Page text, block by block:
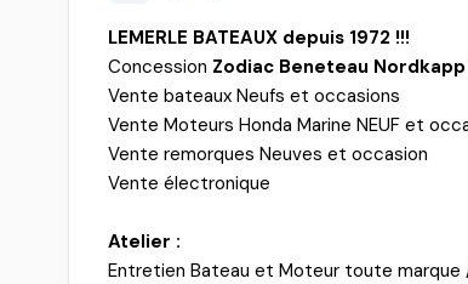
LEMERLE BATEAUX depuis 1972 !!!
Concession Zodiac Beneteau Nordkapp
Vente bateaux Neufs et occasions
Vente Moteurs Honda Marine NEUF et
Vente remorques Neuves et occasion
Vente électronique
Atelier :
Entretien Bateau et Moteur toute